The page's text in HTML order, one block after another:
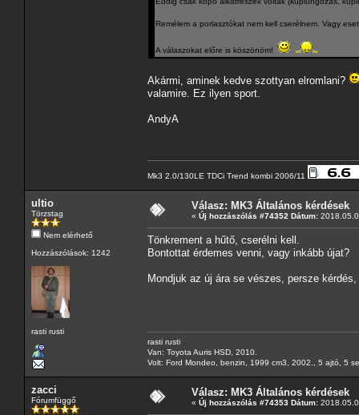
Remélem a porlasztókat nem kell cserélnem. Vagy
A válaszokat előre is köszönöm!
Akármi, aminek kedve szottyan elromlani?
valamire. Ez ilyen sport.
AndyA
Mk3 2.0/130LE TDCi Trend kombi 2006/11
ultio
Törzstag
Nem elérhető
Hozzászólások: 1242
rasti rusti
Válasz: MK3 Általános kérdések
« Új hozzászólás #74352 Dátum:
Tönkrement a hűtő, cserélni kell.
Bontottat érdemes venni, vagy inkább újat?
Mondjuk az új ára se vészes, persze
rasti rusti
Van: Toyota Auris HSD, 2010.
Volt: Ford Mondeo, benzin, 1999 cm3, 2002., 5 ajtó, 5
zacci
Fórumfüggő
Válasz: MK3 Általános kérdések
« Új hozzászólás #74353 Dátum: